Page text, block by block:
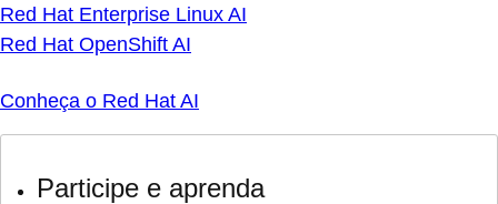
Red Hat Enterprise Linux AI
Red Hat OpenShift AI
Conheça o Red Hat AI
Participe e aprenda